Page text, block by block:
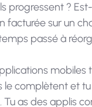
progressent ?
facturée sur un
passé à
le complètent et
Tu as des